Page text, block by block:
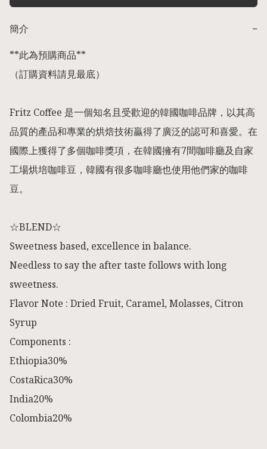
簡介
−
**此為預購商品**
（訂購資料請見最底）
Fritz Coffee 是一個知名且受歡迎的韓國咖啡品牌，以其高
品質的產品和專業的烘焙技術贏得了廣泛的認可和喜愛。在
國際上獲得了多個咖啡獎項，在韓國擁有7間咖啡廳及自家
工場烘培咖啡豆，韓國有很多咖啡廳也使用他們家的咖啡
豆。
☆BLEND☆
Sweetness based, excellence in balance.
Needless to say the after taste follows with long
sweetness.
Flavor Note : Dried Fruit, Caramel, Molasses, Citron
Syrup
Components :
Ethiopia30%
CostaRica30%
India20%
Colombia20%